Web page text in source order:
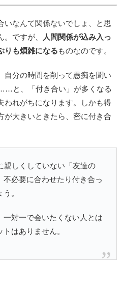
いなんて関係ないでしょ、と思
ですが、
人間関係が込み入っ
りも煩雑になる ものなのです。
自分の時間を削って愚痴を聞い
と、「付き合い」が多くなる
われがちになります。しかも得
が大きいときたら、密に付き合
親しくしていない「友達の
必要に合わせたり付き合っ
。
一対一で会いたくない人とは
はありません。